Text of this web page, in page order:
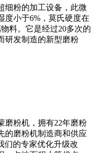
细粉的加工设备，此微
度小于6%，莫氏硬度在
料。它是经过20多次的
研发制造的新型磨粉
磨粉机，拥有22年磨粉
的磨粉机制造商和供应
们的专家优化升级改